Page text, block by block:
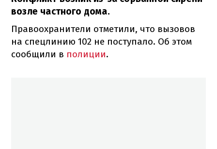
возле частного дома.
Правоохранители отметили, что вызовов
на спецлинию 102 не поступало. Об этом
сообщили в полиции.